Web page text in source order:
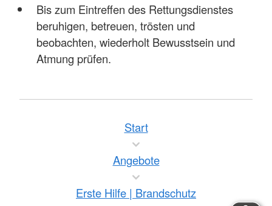
Bis zum Eintreffen des Rettungsdienstes
beruhigen, betreuen, trösten und
beobachten, wiederholt Bewusstsein und
Atmung prüfen.
Start
Angebote
Erste Hilfe | Brandschutz